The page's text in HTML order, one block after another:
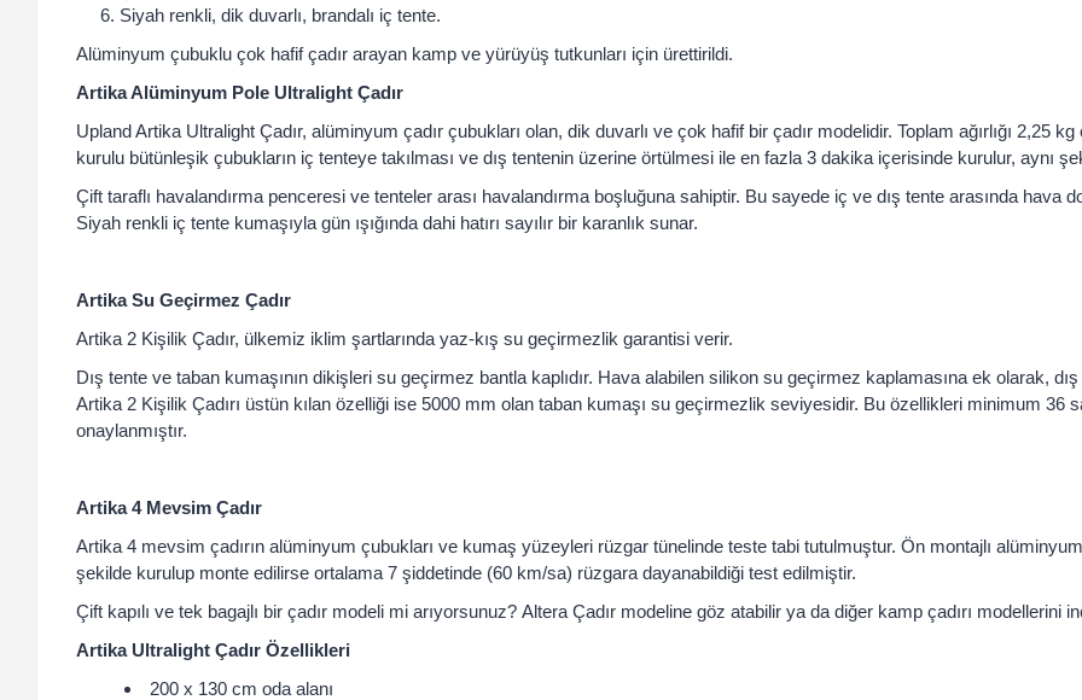
Siyah renkli, dik duvarlı, brandalı iç tente.
Alüminyum çubuklu çok hafif çadır arayan kamp ve yürüyüş tutkunları için ürettirildi.
Artika Alüminyum Pole Ultralight Çadır
Upland Artika Ultralight Çadır, alüminyum çadır çubukları olan, dik duvarlı ve çok hafif bir çadır modelidir. Toplam ağırlığı 2,25
kurulu bütünleşik çubukların iç tenteye takılması ve dış tentenin üzerine örtülmesi ile en fazla 3 dakika içerisinde kurulur, aynı
Çift taraflı havalandırma penceresi ve tenteler arası havalandırma boşluğuna sahiptir. Bu sayede iç ve dış tente arasında hava
Siyah renkli iç tente kumaşıyla gün ışığında dahi hatırı sayılır bir karanlık sunar.
Artika Su Geçirmez Çadır
Artika 2 Kişilik Çadır, ülkemiz iklim şartlarında yaz-kış su geçirmezlik garantisi verir.
Dış tente ve taban kumaşının dikişleri su geçirmez bantla kaplıdır. Hava alabilen silikon su geçirmez kaplamasına ek olarak,
Artika 2 Kişilik Çadırı üstün kılan özelliği ise 5000 mm olan taban kumaşı su geçirmezlik seviyesidir. Bu özellikleri minimum
onaylanmıştır.
Artika 4 Mevsim Çadır
Artika 4 mevsim çadırın alüminyum çubukları ve kumaş yüzeyleri rüzgar tünelinde teste tabi tutulmuştur. Ön montajlı
şekilde kurulup monte edilirse ortalama 7 şiddetinde (60 km/sa) rüzgara dayanabildiği test edilmiştir.
Çift kapılı ve tek bagajlı bir çadır modeli mi arıyorsunuz? Altera Çadır modeline göz atabilir ya da diğer kamp çadırı modellerini
Artika Ultralight Çadır Özellikleri
200 x 130 cm oda alanı